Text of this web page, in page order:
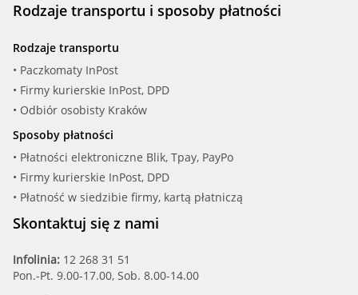
Rodzaje transportu i sposoby płatności
Rodzaje transportu
• Paczkomaty InPost
• Firmy kurierskie InPost, DPD
• Odbiór osobisty Kraków
Sposoby płatności
• Płatności elektroniczne Blik, Tpay, PayPo
• Firmy kurierskie InPost, DPD
• Płatność w siedzibie firmy, kartą płatniczą
Skontaktuj się z nami
Infolinia: 12 268 31 51
Pon.-Pt. 9.00-17.00, Sob. 8.00-14.00